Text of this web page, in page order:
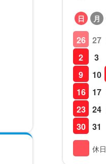
日 月
26 27
2
3
9
10
16
17
23 24
30 31
休日